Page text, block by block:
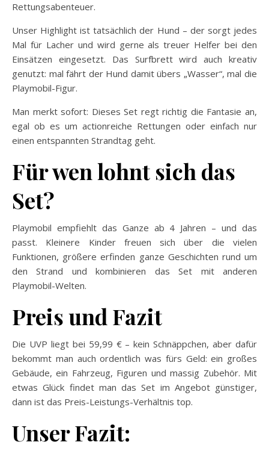
Rettungsabenteuer.
Unser Highlight ist tatsächlich der Hund – der sorgt jedes
Mal für Lacher und wird gerne als treuer Helfer bei den
Einsätzen eingesetzt. Das Surfbrett wird auch kreativ
genutzt: mal fährt der Hund damit übers „Wasser“, mal die
Playmobil-Figur.
Man merkt sofort: Dieses Set regt richtig die Fantasie an,
egal ob es um actionreiche Rettungen oder einfach nur
einen entspannten Strandtag geht.
Für wen lohnt sich das
Set?
Playmobil empfiehlt das Ganze ab 4 Jahren – und das
passt. Kleinere Kinder freuen sich über die vielen
Funktionen, größere erfinden ganze Geschichten rund um
den Strand und kombinieren das Set mit anderen
Playmobil-Welten.
Preis und Fazit
Die UVP liegt bei 59,99 € – kein Schnäppchen, aber dafür
bekommt man auch ordentlich was fürs Geld: ein großes
Gebäude, ein Fahrzeug, Figuren und massig Zubehör. Mit
etwas Glück findet man das Set im Angebot günstiger,
dann ist das Preis-Leistungs-Verhältnis top.
Unser Fazit: